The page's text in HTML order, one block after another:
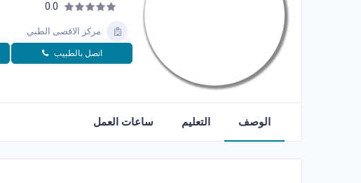
0.0
مركز الاقصى الطبي
اتصل بالطبيب
الوصف التعليم ساعات العمل